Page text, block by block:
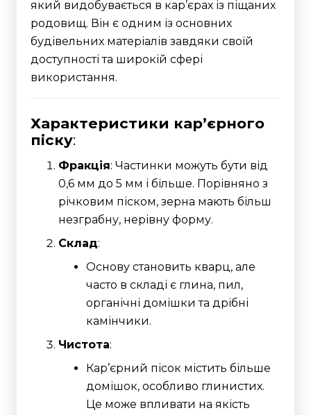
який видобувається в кар’єрах із піщаних
родовищ. Він є одним із основних
будівельних матеріалів завдяки своїй
доступності та широкій сфері
використання.
Характеристики кар’єрного
піску:
Фракція: Частинки можуть бути від
0,6 мм до 5 мм і більше. Порівняно з
річковим піском, зерна мають більш
незграбну, нерівну форму.
Склад:
Основу становить кварц, але
часто в складі є глина, пил,
органічні домішки та дрібні
камінчики.
Чистота:
Кар’єрний пісок містить більше
домішок, особливо глинистих.
Це може впливати на якість